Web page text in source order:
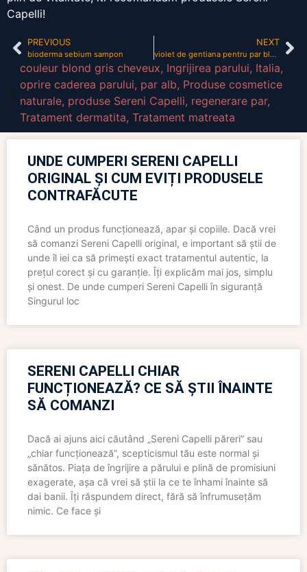
Capelli!
PREVIOUS
bioderma sebium sampon
NEXT
violet de gentiana pentru par blond
couleur blond gris cheveux, Ingrijirea parului, Italia,
oprire caderea parului, par alb, Produse cosmetice
naturale, produse Sereni Capelli, regenerare par,
Tratament dermatita, Tratament matreata
UNDE CUMPERI SERENI CAPELLI
ORIGINAL ȘI CUM EVIȚI PRODUSELE
CONTRAFĂCUTE
Când un produs funcționează, apar și copiile. Dacă vrei
să comanzi Sereni Capelli original, e important să știi de
unde îl iei ca să primești exact tratamentul autentic, la
prețul corect și cu garanție. Îți explicăm mai jos, simplu
și onest. De unde cumperi Sereni Capelli în siguranță
Singurul loc
SERENI CAPELLI CHIAR
FUNCȚIONEAZĂ? CE SĂ ȘTII ÎNAINTE
SĂ COMANZI
Dacă ai ajuns aici căutând „Sereni Capelli păreri” sau
„chiar funcționează”, scepticismul tău este normal și
sănătos. Piața de îngrijire a părului e plină de promisiuni
exagerate, așa că vrei să știi la ce te înhami înainte să
dai banii. Îți răspundem direct, fără să înfrumusețăm
nimic. Ce face și